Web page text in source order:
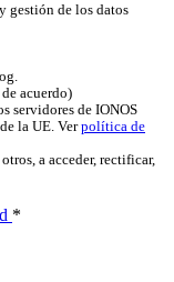
gestión de los datos
acuerdo)
servidores de IONOS
la UE. Verpolítica de
a acceder, rectificar,
*